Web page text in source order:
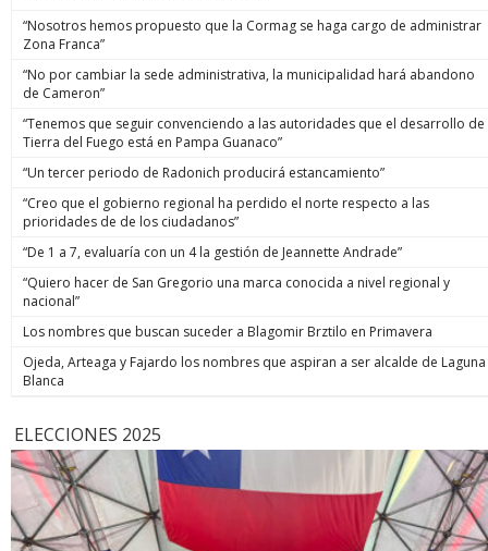
“Nosotros hemos propuesto que la Cormag se haga cargo de administrar
Zona Franca”
“No por cambiar la sede administrativa, la municipalidad hará abandono
de Cameron”
“Tenemos que seguir convenciendo a las autoridades que el desarrollo de
Tierra del Fuego está en Pampa Guanaco”
“Un tercer periodo de Radonich producirá estancamiento”
“Creo que el gobierno regional ha perdido el norte respecto a las
prioridades de de los ciudadanos”
“De 1 a 7, evaluaría con un 4 la gestión de Jeannette Andrade”
“Quiero hacer de San Gregorio una marca conocida a nivel regional y
nacional”
Los nombres que buscan suceder a Blagomir Brztilo en Primavera
Ojeda, Arteaga y Fajardo los nombres que aspiran a ser alcalde de Laguna
Blanca
ELECCIONES 2025